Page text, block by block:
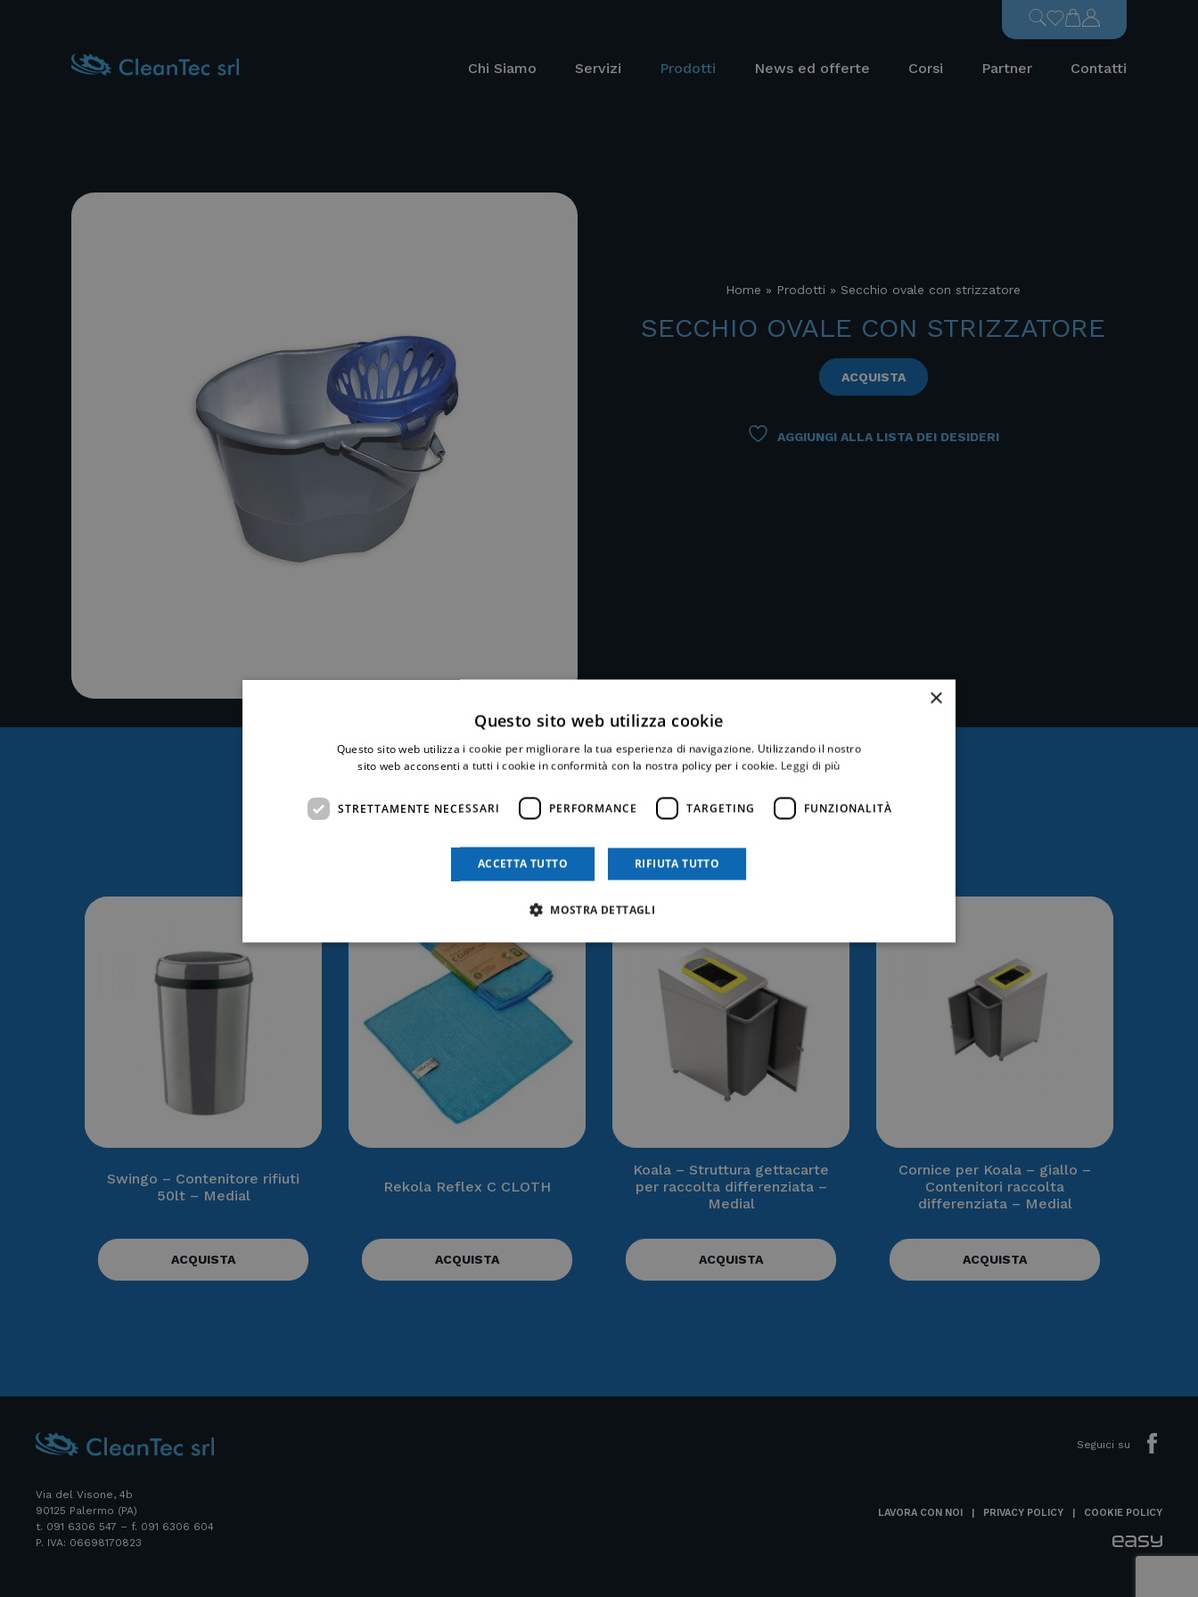
Chi Siamo Servizi Prodotti News ed offerte Corsi Partner Contatti
Home » Prodotti »Secchio ovale con strizzatore
SECCHIO OVALE CON STRIZZATORE
ACQUISTA
AGGIUNGI ALLA LISTA DEI DESIDERI
Ti potrebbe anche interessare
Swingo – Contenitore rifiuti
50lt – Medial
ACQUISTA
Rekola Reflex C CLOTH
ACQUISTA
Koala – Struttura gettacarte
per raccolta differenziata –
Medial
ACQUISTA
Cornice per Koala – giallo –
Contenitori raccolta
differenziata – Medial
ACQUISTA
Via del Visone, 4b
90125 Palermo (PA)
t. 091 6306 547 – f. 091 6306 604
P. IVA: 06698170823
Seguici su
LAVORA CON NOI PRIVACY POLICY COOKIE POLICY
×
Questo sito web utilizza cookie
Questo sito web utilizza i cookie per migliorare la tua esperienza di navigazione. Utilizzando il nostro
sito web acconsenti a tutti i cookie in conformità con la nostra policy per i cookie. Leggi di più
STRETTAMENTE NECESSARI PERFORMANCE TARGETING FUNZIONALITÀ
ACCETTA TUTTO RIFIUTA TUTTO
MOSTRA DETTAGLI